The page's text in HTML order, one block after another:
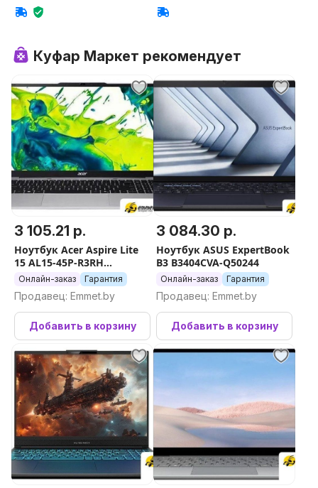
Куфар Маркет рекомендует
3 105.21 р.
Ноутбук Acer Aspire Lite
15 AL15-45P-R3RH
NX.DJZER.001
Онлайн-заказ Гарантия
Продавец: Emmet.by
Добавить в корзину
3 084.30 р.
Ноутбук ASUS ExpertBook
B3 B3404CVA-Q50244
Онлайн-заказ Гарантия
Продавец: Emmet.by
Добавить в корзину